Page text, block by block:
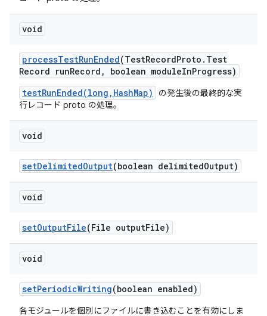
void
processTestRunEnded(TestRecordProto . Test
Record runRecord , boolean moduleInProgress)
testRunEnded(long,HashMap)
の発生後の最終的な実
行レコード proto の処理。
void
setDelimitedOutput(boolean delimitedOutput)
void
setOutputFile(File outputFile)
void
setPeriodicWriting(boolean enabled)
各モジュールを個別にファイルに書き込むことを有効にしま